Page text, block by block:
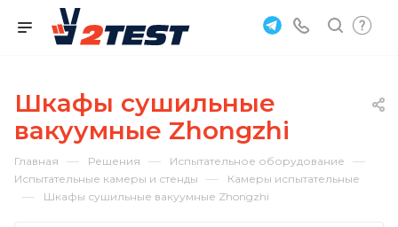
Шкафы сушильные
вакуумные Zhongzhi
Главная — Решения — Испытательное оборудование —
Испытательные камеры и стенды — Камеры испытательные
— Шкафы сушильные вакуумные Zhongzhi